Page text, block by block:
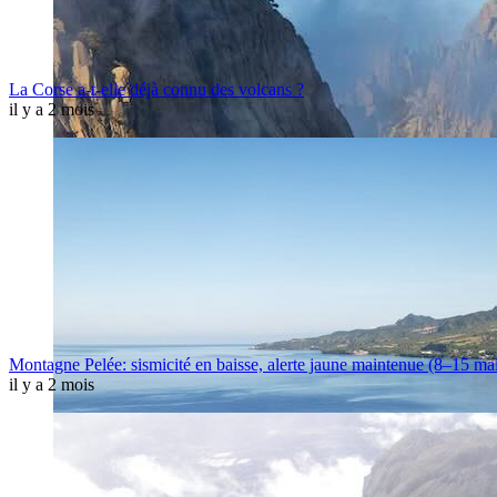
La Corse a-t-elle déjà connu des volcans ?
il y a 2 mois
Montagne Pelée: sismicité en baisse, alerte jaune maintenue (8–15
il y a 2 mois